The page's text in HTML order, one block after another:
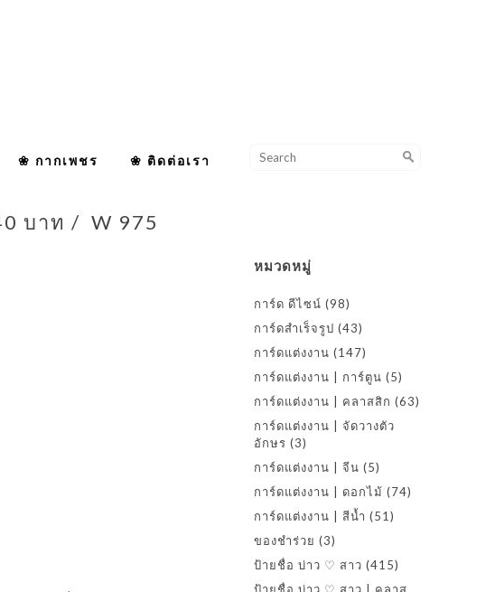
❀ กากเพชร ❀ ติดต่อเรา
บาท / W 975
หมวดหมู่
การ์ด ดีไซน์ (98)
การ์ดสำเร็จรูป (43)
การ์ดแต่งงาน (147)
การ์ดแต่งงาน | การ์ตูน (5)
การ์ดแต่งงาน | คลาสสิก (63)
การ์ดแต่งงาน | จัดวางตัว
อักษร (3)
การ์ดแต่งงาน | จีน (5)
การ์ดแต่งงาน | ดอกไม้ (74)
การ์ดแต่งงาน | สีน้ำ (51)
ของชำร่วย (3)
ป้ายชื่อ บ่าว ♡ สาว (415)